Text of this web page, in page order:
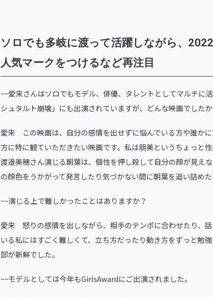
ソロでも多岐に渡って活躍しながら、
人気マークをつけるなど再注目
−−愛来さんはソロでもモデル、俳優、タレントとしてマルチに
シュタルト崩壊」にも出演されていますが、どんな映画でしたか
愛来 この映画は、自分の感情を出せずに悩んでいる方や誰か
方に特に観ていただきたい映画です。私は朋美というちょっと
渡邉美穂さん演じる朝葉は、個性を押し殺して自分の顔が見え
の顔色をうかがって発言したり気づかない間に朝葉を追い詰めた
−−演じる上で難しかったことはありますか？
愛来 怒りの感情を出しながら、相手のテンポに合わせたり、
いる私にはすごく難しくて、立ち方だったり動き方をずっと勉
部が新鮮でした。
−−モデルとしては今年もGirlsAwardにご出演されました。